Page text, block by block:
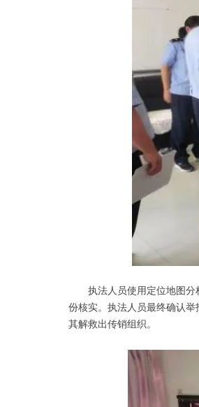
执法人员使用定位地图分析
份核实。执法人员最终确认
其解救出传销组织。